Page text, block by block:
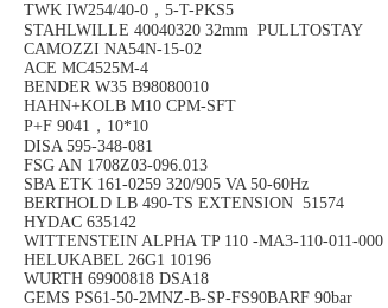
TWK IW254/40-0，5-T-PKS5
STAHLWILLE 40040320 32mm PULLTOSTAY
CAMOZZI NA54N-15-02
ACE MC4525M-4
BENDER W35 B98080010
HAHN+KOLB M10 CPM-SFT
P+F 9041，10*10
DISA 595-348-081
FSG AN 1708Z03-096.013
SBA ETK 161-0259 320/905 VA 50-60Hz
BERTHOLD LB 490-TS EXTENSION 51574
HYDAC 635142
WITTENSTEIN ALPHA TP 110 -MA3-110-011-
HELUKABEL 26G1 10196
WURTH 69900818 DSA18
GEMS PS61-50-2MNZ-B-SP-FS90BARF 90bar